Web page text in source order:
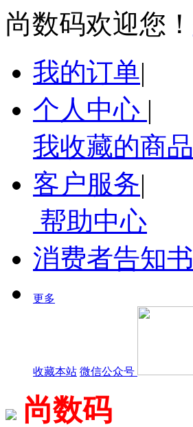
尚数码欢迎您！
我的订单|
个人中心 |
我收藏的商品
客户服务|
帮助中心
消费者告知书
更多
收藏本站 微信公众号
尚数码